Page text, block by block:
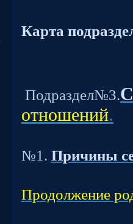
Карта
Подраздел№3.
отношений.
№1. Причины
Продолжение